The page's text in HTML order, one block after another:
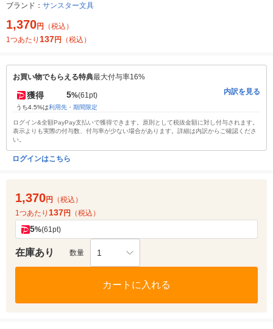
ブランド： サンスター文具
1,370円
（税込）
1つあたり 137円 （税込）
お買い物でもらえる特典最大付与率16%
獲得 5%(61pt)
うち4.5%は利用先・期間限定
内訳を見る
ログイン&全額PayPay支払いで獲得できます。原則として税抜金額に対し付与されます。
表示よりも実際の付与数、付与率が少ない場合があります。詳細は内訳からご確認くださ
い。
ログインはこちら
1,370円
（税込）
1つあたり 137円 （税込）
5%(61pt)
在庫あり 数量 1
カートに入れる